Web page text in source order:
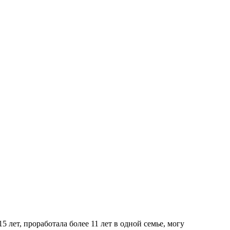
проработала более 11 лет в одной семье, могу